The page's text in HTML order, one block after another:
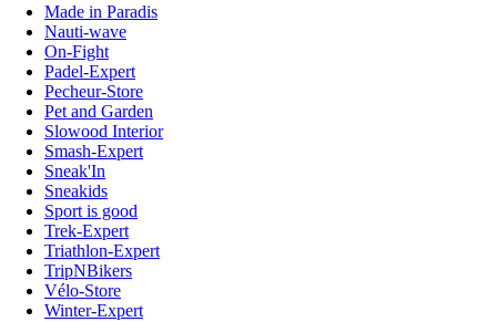
Made in Paradis
Nauti-wave
On-Fight
Padel-Expert
Pecheur-Store
Pet and Garden
Slowood Interior
Smash-Expert
Sneak'In
Sneakids
Sport is good
Trek-Expert
Triathlon-Expert
TripNBikers
Vélo-Store
Winter-Expert